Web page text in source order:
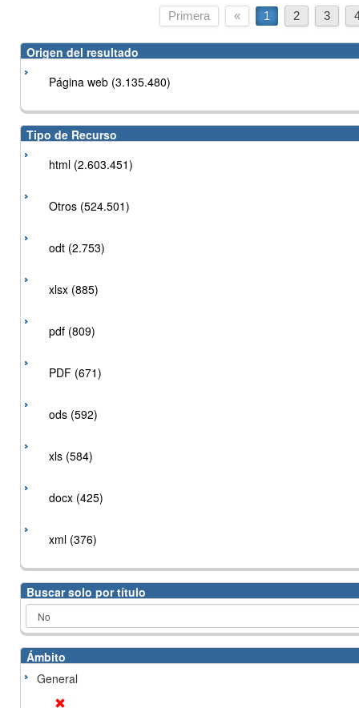
Primera « 1 2 3
Origen del resultado
Página web (3.135.480)
Tipo de Recurso
html (2.603.451)
Otros (524.501)
odt (2.753)
xlsx (885)
pdf (809)
PDF (671)
ods (592)
xls (584)
docx (425)
xml (376)
Buscar solo por título
Ámbito
General